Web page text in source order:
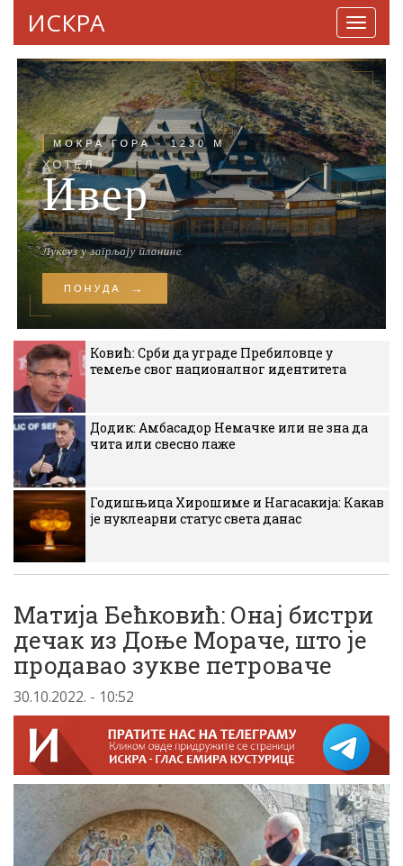
ИСКРА
Ковић: Срби да уграде Пребиловце у
темеље свог националног идентитета
Додик: Амбасадор Немачке или не зна да
чита или свесно лаже
Годишњица Хирошиме и Нагасакија: Какав
је нуклеарни статус света данас
Матија Бећковић: Онај бистри
дечак из Доње Мораче, што је
продавао зукве петроваче
30.10.2022. - 10:52